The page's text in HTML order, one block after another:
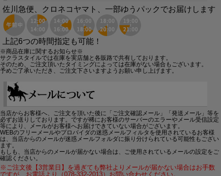
佐川急便、クロネコヤマト、一部ゆうパックでお届けします
上記6つの時間指定も可能！
※商品在庫に関するお知らせ※
サクラスタイルでは在庫を実店舗と各販路で共有しております。
そのため、ご注文頂いたタイミングによっては在庫がない場合もございます。
予めご了承いただき、ご注文下さいますようお願い申し上げます。
当店からお客様へ、ご注文を頂いた後に「ご注文確認メール」「発送メール」等を
必ずお送りしております。ですが稀にお客様のサーバーのエラーやメール受信設定
等により、メールがお客様へお届けできていない場合がございます。
WEBのフリーメールやプロバイダの迷惑メールフィルタを使用されているお客様
は、当店からのメールが迷惑メールフォルダに振り分けられている可能性もござい
ます。
もしも、当店からのメールが届かない場合は、ご使用されているメールの設定をご
確認ください。
※ご注文後【3営業日】を過ぎても弊社よりメールが届かない場合はお手数
ですが、お電話より（078-332-2013）お問い合わせください。